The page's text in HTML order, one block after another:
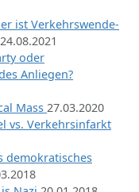
ist Verkehrswende-
24.08.2021
oder
Anliegen?
Mass 27.03.2020
vs. Verkehrsinfarkt
demokratisches